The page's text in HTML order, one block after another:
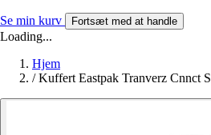
Se min kurv Fortsæt med at handle
Loading...
Hjem
/ Kuffert Eastpak Tranverz Cnnct S